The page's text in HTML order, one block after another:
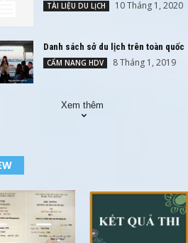
TÀI LIỆU DU LỊCH 10 Tháng 1, 2020
Danh sách sở du lịch trên toàn quốc
CẨM NANG HDV 8 Tháng 1, 2019
Xem thêm